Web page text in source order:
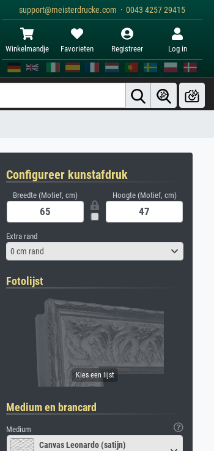
support@meisterdrucke.com · 0043 4257 29415
Winkelmandje Favorieten Registreer Log in
Configureer kunstafdruk
Breedte (Motief, cm) Hoogte (Motief, cm)
Extra rand
0 cm rand
Fotolijst
Medium en brancard
Medium
Canvas Leonardo (satijn)